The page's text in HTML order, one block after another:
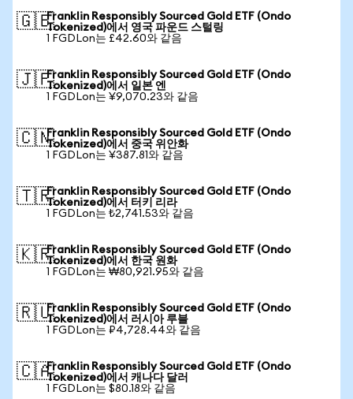
🇬🇧Franklin Responsibly Sourced Gold ETF (Ondo
Tokenized)에서 영국 파운드 스털링
1 FGDLon는 £42.60와 같음
🇯🇵Franklin Responsibly Sourced Gold ETF (Ondo
Tokenized)에서 일본 엔
1 FGDLon는 ¥9,070.23와 같음
🇨🇳Franklin Responsibly Sourced Gold ETF (Ondo
Tokenized)에서 중국 위안화
1 FGDLon는 ¥387.81와 같음
🇹🇷Franklin Responsibly Sourced Gold ETF (Ondo
Tokenized)에서 터키 리라
1 FGDLon는 ₺2,741.53와 같음
🇰🇷Franklin Responsibly Sourced Gold ETF (Ondo
Tokenized)에서 한국 원화
1 FGDLon는 ₩80,921.95와 같음
🇷🇺Franklin Responsibly Sourced Gold ETF (Ondo
Tokenized)에서 러시아 루블
1 FGDLon는 ₽4,728.44와 같음
🇨🇦Franklin Responsibly Sourced Gold ETF (Ondo
Tokenized)에서 캐나다 달러
1 FGDLon는 $80.18와 같음